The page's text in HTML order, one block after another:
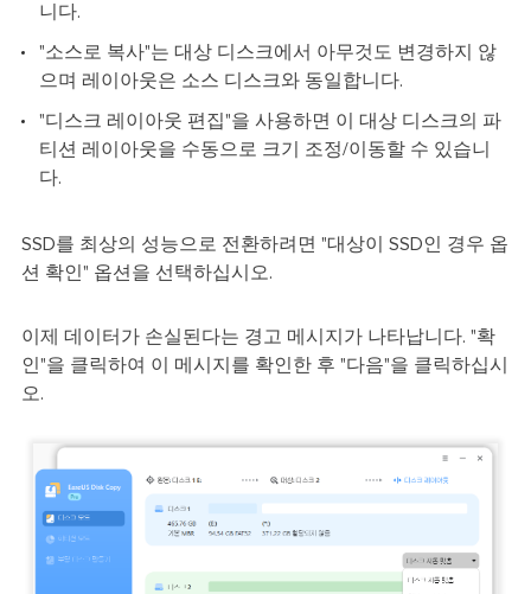
니다.
"소스로 복사"는 대상 디스크에서 아무것도 변경하지 않
으며 레이아웃은 소스 디스크와 동일합니다.
"디스크 레이아웃 편집"을 사용하면 이 대상 디스크의 파
티션 레이아웃을 수동으로 크기 조정/이동할 수 있습니
다.
SSD를 최상의 성능으로 전환하려면 "대상이 SSD인 경우 옵
션 확인" 옵션을 선택하십시오.
이제 데이터가 손실된다는 경고 메시지가 나타납니다. "확
인"을 클릭하여 이 메시지를 확인한 후 "다음"을 클릭하십시
오.